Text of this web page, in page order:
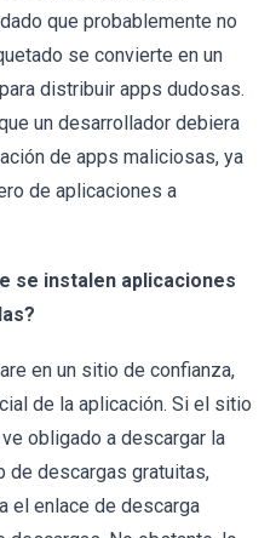
que probablemente no
se convierte en un
distribuir apps dudosas.
un desarrollador debiera
de apps maliciosas, ya
de aplicaciones a
se instalen aplicaciones
en un sitio de confianza,
de la aplicación. Si el sitio
obligado a descargar la
descargas gratuitas,
el enlace de descarga